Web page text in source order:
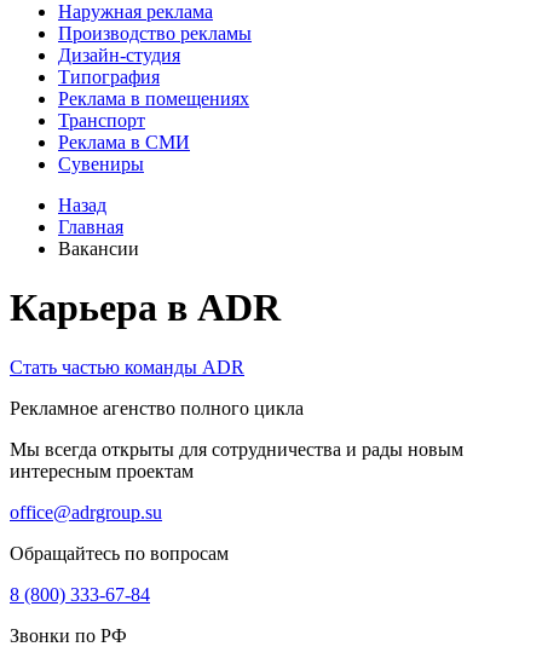
Наружная реклама
Производство рекламы
Дизайн-студия
Типография
Реклама в помещениях
Транспорт
Реклама в СМИ
Сувениры
Назад
Главная
Вакансии
Карьера в ADR
Стать частью команды ADR
Рекламное агенство полного цикла
Мы всегда открыты для сотрудничества и рады новым
интересным проектам
office@adrgroup.su
Обращайтесь по вопросам
8 (800) 333-67-84
Звонки по РФ